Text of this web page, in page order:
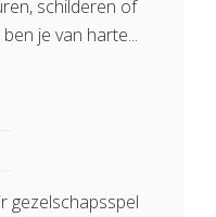
schilderen of
je van harte...
gezelschapsspel